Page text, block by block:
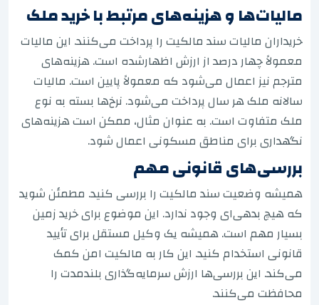
مالیات‌ها و هزینه‌های مرتبط با خرید ملک
خریداران مالیات سند مالکیت را پرداخت می‌کنند. این مالیات
معمولاً چهار درصد از ارزش اظهارشده است. هزینه‌های
مترجم نیز اعمال می‌شود که معمولاً پایین است. مالیات
سالانه ملک هر سال پرداخت می‌شود. نرخ‌ها بسته به نوع
ملک متفاوت است. به عنوان مثال، ممکن است هزینه‌های
نگهداری برای مناطق مسکونی اعمال شود.
بررسی‌های قانونی مهم
همیشه وضعیت سند مالکیت را بررسی کنید. مطمئن شوید
که هیچ بدهی‌ای وجود ندارد. این موضوع برای خرید زمین
بسیار مهم است. همیشه یک وکیل مستقل برای تأیید
قانونی استخدام کنید. این کار به مالکیت امن کمک
می‌کند. این بررسی‌ها ارزش سرمایه‌گذاری بلندمدت را
محافظت می‌کنند.